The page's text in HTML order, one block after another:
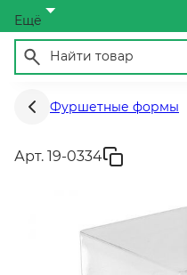
Ещё
Фуршетные формы
Арт. 19-0334